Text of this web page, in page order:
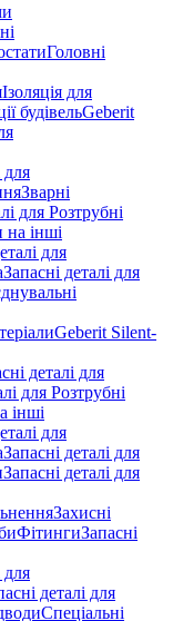
Головні
Ізоляція для
будівельGeberit
для
Зварні
для Розтрубні
на інші
для
Запасні деталі для
Geberit Silent-
деталі для
для Розтрубні
інші
для
Запасні деталі для
Запасні деталі для
Захисні
ФітингиЗапасні
для
деталі для
Спеціальні